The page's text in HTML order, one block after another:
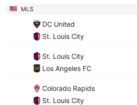
MLS
DC United
St. Louis City
St. Louis City
Los Angeles FC
Colorado Rapids
St. Louis City